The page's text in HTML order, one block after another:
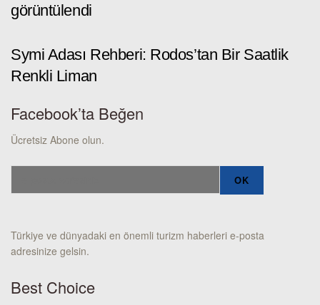
görüntülendi
Symi Adası Rehberi: Rodos’tan Bir Saatlik
Renkli Liman
Facebook’ta Beğen
Ücretsiz Abone olun.
Türkiye ve dünyadaki en önemli turizm haberleri e-posta
adresinize gelsin.
Best Choice